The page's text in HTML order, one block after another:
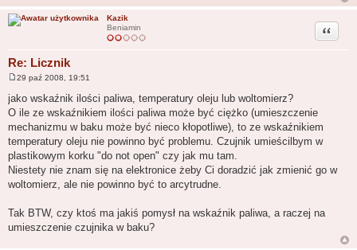
Kazik
Beniamin
Re: Licznik
Cytuj
o
s
29 paź 2008, 19:51
jako wskaźnik ilości paliwa, temperatury oleju lub woltomierz?
O ile ze wskaźnikiem ilości paliwa może być ciężko (umieszczenie
mechanizmu w baku może być nieco kłopotliwe), to ze wskaźnikiem
temperatury oleju nie powinno być problemu. Czujnik umieścilbym w
plastikowym korku "do not open" czy jak mu tam.
Niestety nie znam się na elektronice żeby Ci doradzić jak zmienić go w
woltomierz, ale nie powinno być to arcytrudne.
Tak BTW, czy ktoś ma jakiś pomysł na wskaźnik paliwa, a raczej na
umieszczenie czujnika w baku?